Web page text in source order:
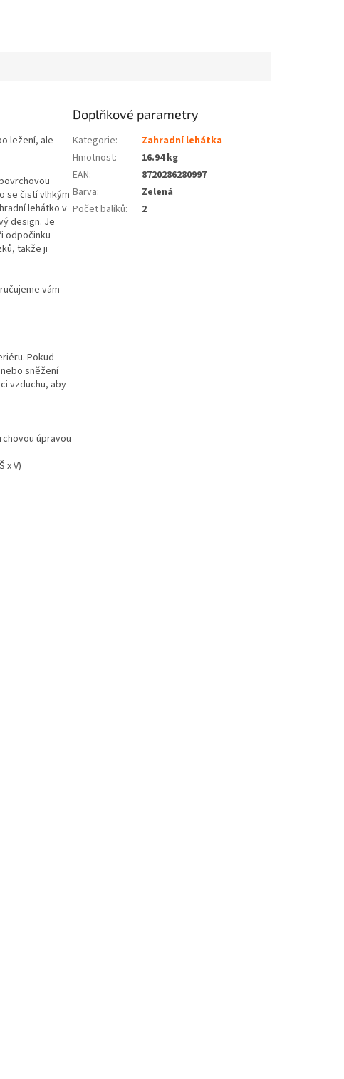
ležení, ale
se čistí vlhkým
lehátko v
design. Je
odpočinku
takže ji
vám
Pokud
sněžení
vzduchu, aby
úpravou
x V)
Doplňkové parametry
Kategorie:
Zahradní lehátka
Hmotnost:
16.94 kg
EAN:
8720286280997
Barva:
Zelená
Počet balíků: 2